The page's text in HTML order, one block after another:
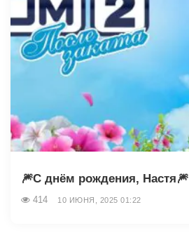
🎆С днём рождения, Настя🎆
414 10 ИЮНЯ, 2025 01:22